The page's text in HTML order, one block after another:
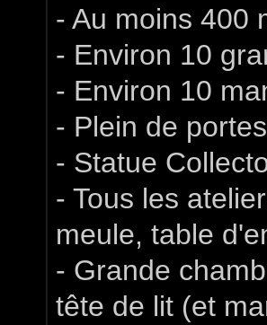
- Au moins 400
- Environ 10
- Environ 10
- Plein de
- Statue
- Tous les
meule, table
- Grande
tête de lit (et